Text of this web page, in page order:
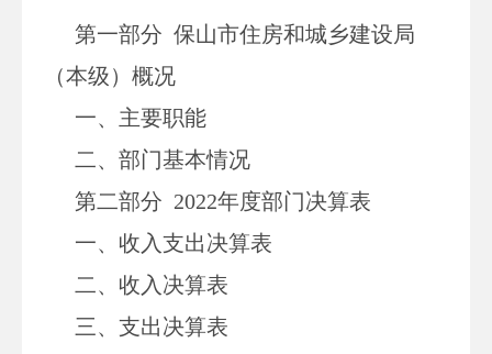
第一部分 保山市住房和城乡建设局
（本级）概况
一、主要职能
二、部门基本情况
第二部分 2022年度部门决算表
一、收入支出决算表
二、收入决算表
三、支出决算表